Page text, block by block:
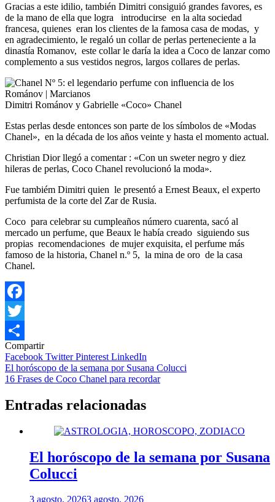
Gracias a este idilio, también Dimitri consiguió grandes favores, es
de la mano de ella que logra introducirse en la alta sociedad
francesa, quienes eran los clientes de la famosa casa de modas, y
en agradecimiento, le regaló un collar de perlas perteneciente a la
dinastía Romanov, este collar le daría la idea a Coco de lanzar como
complemento a sus vestidos negros, largos collares de perlas.
Dimitri Románov y Gabrielle «Coco» Chanel
Estas perlas desde entonces son parte de los símbolos de «Modas
Chanel», en la década de los años veinte y hasta el momento actual.
Christian Dior llegó a comentar : «Con un sweter negro y diez
hileras de perlas, Coco Chanel revolucionó la moda».
Fue tambiém Dimitri quien le presentó a Ernest Beaux, el experto
perfumista de la corte del Zar de Rusia.
Coco para celebrar su cumpleaños número cuarenta, sacó al
mercado un perfume, que Beaux le había creado siguiendo sus
propias recomendaciones de mujer exquisita, el perfume más
famoso de la historia, Chanel n.º 5, la mina de oro de la casa
Chanel.
Facebook
Twitter
Compartir
Compartir
Facebook TwitterPinterest LinkedIn
Navegación
de
entradas
El horóscopo de la semana por Susana Colucci
16 Frases de Coco Chanel para recordar
Entradas relacionadas
El horóscopo de la semana por Susana
Colucci
3 agosto, 20263 agosto, 2026